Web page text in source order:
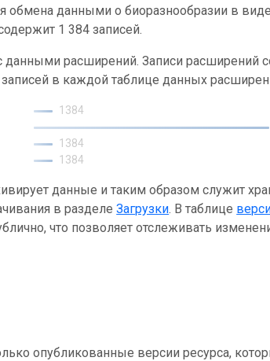
данными о биоразнообразии в
1 384 записей.
данными расширений. Записи
в каждой таблице данных
1384
1384
1384
данные и таким образом служит
в разделеЗагрузки. В таблице
что позволяет отслеживать
опубликованные версии ресурса,